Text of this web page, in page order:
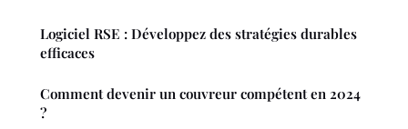
Logiciel RSE : Développez des stratégies durables
efficaces
Comment devenir un couvreur compétent en 2024
?